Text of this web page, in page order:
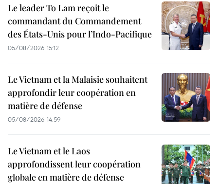
Le leader To Lam reçoit le
commandant du Commandement
des États-Unis pour l’Indo-Pacifique
05/08/2026 15:12
Le Vietnam et la Malaisie souhaitent
approfondir leur coopération en
matière de défense
05/08/2026 14:59
Le Vietnam et le Laos
approfondissent leur coopération
globale en matière de défense